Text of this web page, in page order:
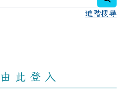
進階搜尋
此 登 入